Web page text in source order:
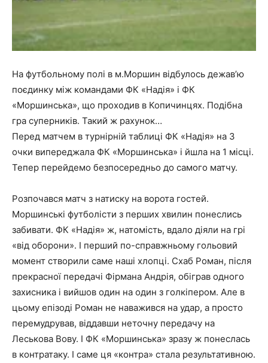
На футбольному полі в м.Моршин відбулось дежав’ю
поєдинку між командами ФК «Надія» і ФК
«Моршинська», що проходив в Копичинцях. Подібна
гра суперників. Такий ж рахунок…
Перед матчем в турнірній таблиці ФК «Надія» на 3
очки випереджала ФК «Моршинська» і йшла на 1 місці.
Тепер перейдемо безпосередньо до самого матчу.
Розпочався матч з натиску на ворота гостей.
Моршинські футболісти з перших хвилин понеслись
забивати. ФК «Надія» ж, натомість, вдало діяли на грі
«від оборони». І перший по-справжньому гольовий
момент створили саме наші хлопці. Схаб Роман, після
прекрасної передачі Фірмана Андрія, обіграв одного
захисника і вийшов один на один з голкіпером. Але в
цьому епізоді Роман не наважився на удар, а просто
перемудрував, віддавши неточну передачу на
Леськова Вову. І ФК «Моршинська» зразу ж понеслась
в контратаку. І саме ця «контра» стала результативною.